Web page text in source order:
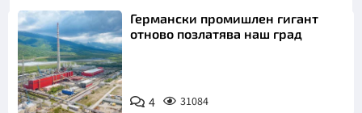
Германски промишлен гигант
отново позлатява наш град
4 31084